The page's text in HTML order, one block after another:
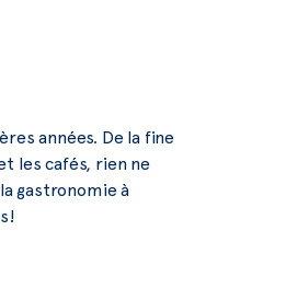
années. De la fine
les cafés, rien ne
gastronomie à